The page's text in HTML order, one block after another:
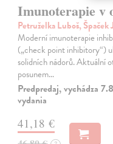
Imunoterapie v
Petruželka Luboš, Špaček
Moderní imunoterapie
(„check point inhibitory“)
solidních nádorů. Aktuální
posunem…
Predpredaj, vychádza
vydania
41,18 €